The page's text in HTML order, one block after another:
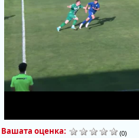
Вашата оценка:
(0)